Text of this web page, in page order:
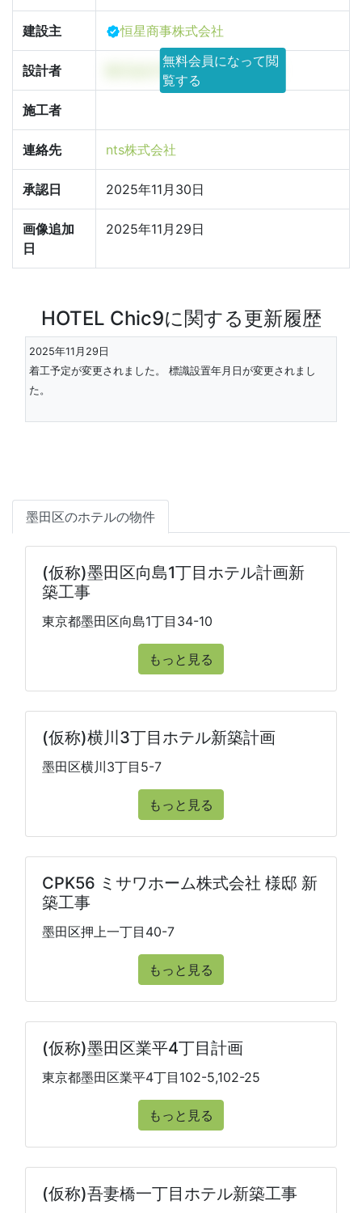
建設主 恒星商事株式会社
設計者 株式会社T&associates 事務所
無料会員になって閲
覧する
施工者
連絡先 nts株式会社
承認日 2025年11月30日
画像追加
日
2025年11月29日
HOTEL Chic9に関する更新履歴
2025年11月29日
着工予定が変更されました。 標識設置年月日が変更されまし
た。
墨田区のホテルの物件
(仮称)墨田区向島1丁目ホテル計画新
築工事
東京都墨田区向島1丁目34-10
もっと見る
(仮称)横川3丁目ホテル新築計画
墨田区横川3丁目5-7
もっと見る
CPK56 ミサワホーム株式会社 様邸 新
築工事
墨田区押上一丁目40-7
もっと見る
(仮称)墨田区業平4丁目計画
東京都墨田区業平4丁目102-5,102-25
もっと見る
(仮称)吾妻橋一丁目ホテル新築工事